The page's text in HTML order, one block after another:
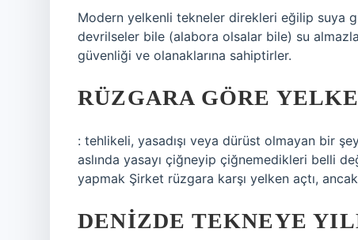
Modern yelkenli tekneler direkleri eğilip suya
devrilseler bile (alabora olsalar bile) su
güvenliği ve olanaklarına sahiptirler.
RÜZGARA GÖRE
: tehlikeli, yasadışı veya dürüst olmayan bir
aslında yasayı çiğneyip çiğnemedikleri belli
yapmak Şirket rüzgara karşı yelken açtı,
DENIZDE TEKNEYE